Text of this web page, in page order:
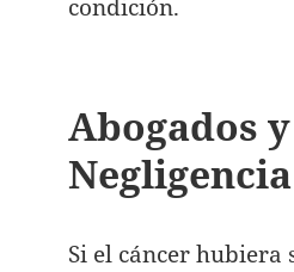
condición.
Abogados
Si el cáncer hubiera